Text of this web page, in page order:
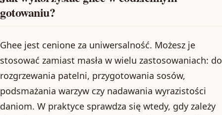
gotowaniu?
Ghee jest cenione za uniwersalność. Możesz je
stosować zamiast masła w wielu zastosowaniach: do
rozgrzewania patelni, przygotowania sosów,
podsmażania warzyw czy nadawania wyrazistości
daniom. W praktyce sprawdza się wtedy, gdy zależy